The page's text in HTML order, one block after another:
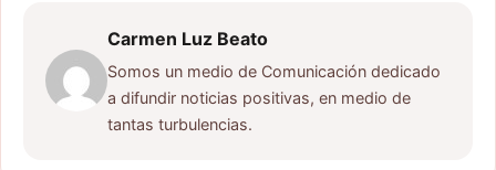
Carmen Luz Beato
Somos un medio de Comunicación dedicado
a difundir noticias positivas, en medio de
tantas turbulencias.